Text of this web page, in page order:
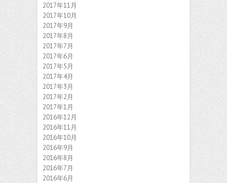
2017年11月
2017年10月
2017年9月
2017年8月
2017年7月
2017年6月
2017年5月
2017年4月
2017年3月
2017年2月
2017年1月
2016年12月
2016年11月
2016年10月
2016年9月
2016年8月
2016年7月
2016年6月